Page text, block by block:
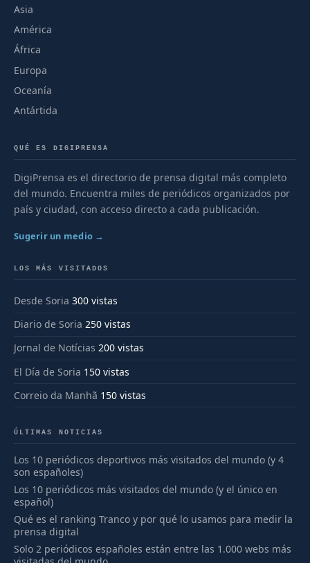
Asia
América
África
Europa
Oceanía
Antártida
QUÉ ES DIGIPRENSA
DigiPrensa es el directorio de prensa digital más completo
del mundo. Encuentra miles de periódicos organizados por
país y ciudad, con acceso directo a cada publicación.
Sugerir un medio →
LOS MÁS VISITADOS
Desde Soria 300 vistas
Diario de Soria 250 vistas
Jornal de Notícias 200 vistas
El Día de Soria 150 vistas
Correio da Manhã 150 vistas
ÚLTIMAS NOTICIAS
Los 10 periódicos deportivos más visitados del mundo (y 4
son españoles)
Los 10 periódicos más visitados del mundo (y el único en
español)
Qué es el ranking Tranco y por qué lo usamos para medir la
prensa digital
Solo 2 periódicos españoles están entre las 1.000 webs más